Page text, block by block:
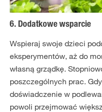
6. Dodatkowe wsparcie
Wspieraj swoje dzieci
eksperymentów, aż do
własną grządkę.
poszczególnych prac.
doświadczenie w
powoli przejmować